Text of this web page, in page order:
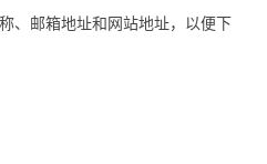
、邮箱地址和网站地址，以便下